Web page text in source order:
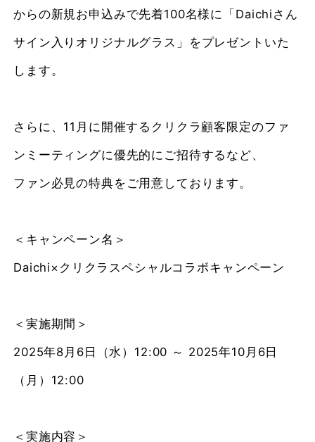
からの新規お申込みで先着100名様に「Daichiさん
サイン入りオリジナルグラス」をプレゼントいた
します。
さらに、11月に開催するクリクラ顧客限定のファ
ンミーティングに優先的にご招待するなど、
ファン必見の特典をご用意しております。
＜キャンペーン名＞
Daichi×クリクラスペシャルコラボキャンペーン
＜実施期間＞
2025年8月6日（水）12:00 ～ 2025年10月6日
（月）12:00
＜実施内容＞